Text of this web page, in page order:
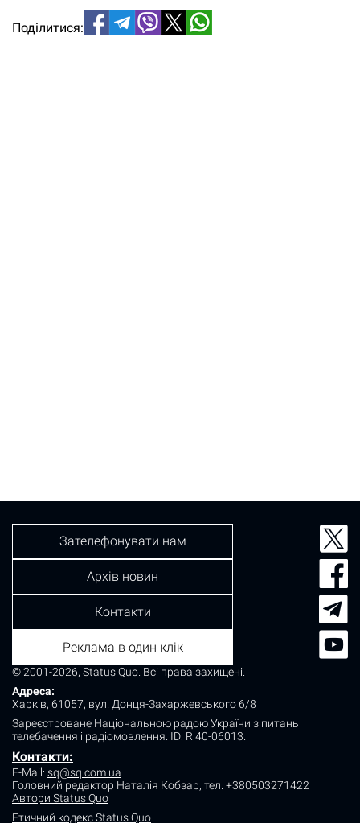
Поділитися:
© 2001-2026, Status Quo. Всі права захищені.
Адреса:
Харків, 61057, вул. Донця-Захаржевського 6/8
Зареєстроване Національною радою України з питань
телебачення і радіомовлення. ID: R 40-06013.
Контакти:
E-Mail: sq@sq.com.ua
Головний редактор Наталія Кобзар, тел. +380503271422
Автори Status Quo
Етичний кодекс Status Quo
Зателефонувати нам
Архів новин
Контакти
Реклама в один клік